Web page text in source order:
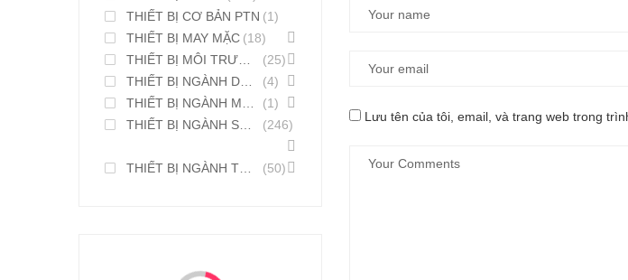
Lưu tên của tôi, email, và trang web trong
THIẾT BỊ CƠ BẢN PTN (1)
THIẾT BỊ MAY MẶC (18)
THIẾT BỊ MÔI TRƯỜNG
(25)
THIẾT BỊ NGÀNH DƯỢC PHẨM
(4)
THIẾT BỊ NGÀNH MỸ PHẨM
(1)
THIẾT BỊ NGÀNH SƠN MỰC IN
(246)
THIẾT BỊ NGÀNH THỰC PHẨM (50)